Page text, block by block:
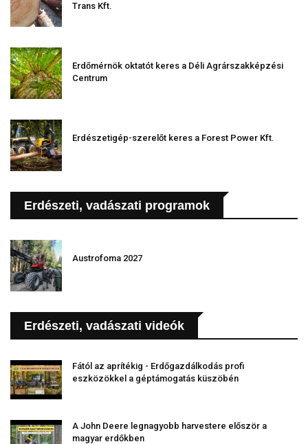
Trans Kft.
Erdőmérnök oktatót keres a Déli Agrárszakképzési
Centrum
Erdészetigép-szerelőt keres a Forest Power Kft.
Erdészeti, vadászati programok
Austrofoma 2027
Erdészeti, vadászati videók
Fától az aprítékig - Erdőgazdálkodás profi
eszközökkel a géptámogatás küszöbén
A John Deere legnagyobb harvestere először a
magyar erdőkben